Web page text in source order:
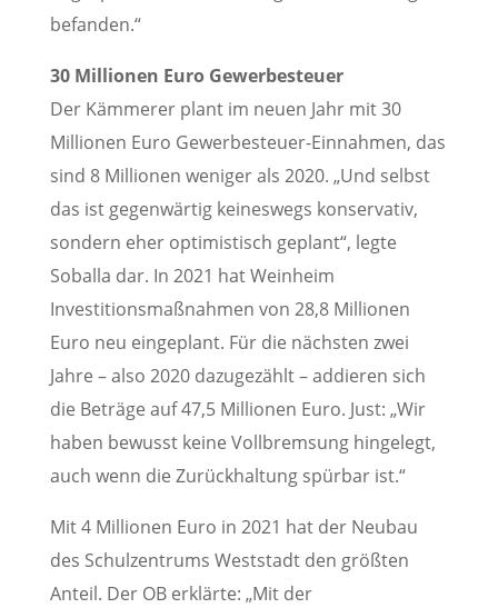
befanden.“
30 Millionen Euro Gewerbesteuer
Der Kämmerer plant im neuen Jahr mit 30
Millionen Euro Gewerbesteuer-Einnahmen, das
sind 8 Millionen weniger als 2020. „Und selbst
das ist gegenwärtig keineswegs konservativ,
sondern eher optimistisch geplant“, legte
Soballa dar. In 2021 hat Weinheim
Investitionsmaßnahmen von 28,8 Millionen
Euro neu eingeplant. Für die nächsten zwei
Jahre – also 2020 dazugezählt – addieren sich
die Beträge auf 47,5 Millionen Euro. Just: „Wir
haben bewusst keine Vollbremsung hingelegt,
auch wenn die Zurückhaltung spürbar ist.“
Mit 4 Millionen Euro in 2021 hat der Neubau
des Schulzentrums Weststadt den größten
Anteil. Der OB erklärte: „Mit der